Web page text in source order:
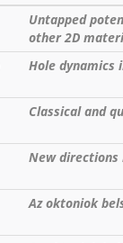
Untapped
other 2D
Hole dynamics
Classical and
New directions
Az oktoniok